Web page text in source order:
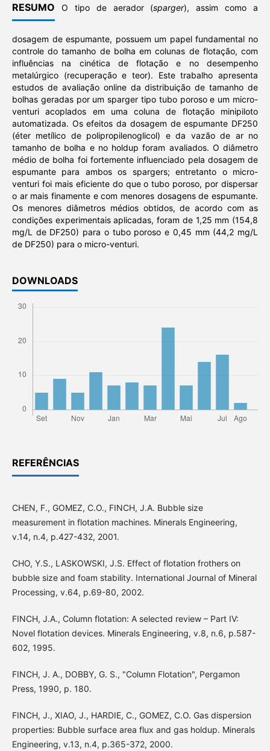
RESUMO O tipo de aerador (sparger), assim como a
dosagem de espumante, possuem um papel fundamental no
controle do tamanho de bolha em colunas de flotação, com
influências na cinética de flotação e no desempenho
metalúrgico (recuperação e teor). Este trabalho apresenta
estudos de avaliação online da distribuição de tamanho de
bolhas geradas por um sparger tipo tubo poroso e um micro-
venturi acoplados em uma coluna de flotação minipiloto
automatizada. Os efeitos da dosagem de espumante DF250
(éter metílico de polipropilenoglicol) e da vazão de ar no
tamanho de bolha e no holdup foram avaliados. O diâmetro
médio de bolha foi fortemente influenciado pela dosagem de
espumante para ambos os spargers; entretanto o micro-
venturi foi mais eficiente do que o tubo poroso, por dispersar
o ar mais finamente e com menores dosagens de espumante.
Os menores diâmetros médios obtidos, de acordo com as
condições experimentais aplicadas, foram de 1,25 mm (154,8
mg/L de DF250) para o tubo poroso e 0,45 mm (44,2 mg/L
de DF250) para o micro-venturi.
DOWNLOADS
REFERÊNCIAS
CHEN, F., GOMEZ, C.O., FINCH, J.A. Bubble size
measurement in flotation machines. Minerals Engineering,
v.14, n.4, p.427-432, 2001.
CHO, Y.S., LASKOWSKI, J.S. Effect of flotation frothers on
bubble size and foam stability. International Journal of Mineral
Processing, v.64, p.69-80, 2002.
FINCH, J.A., Column flotation: A selected review – Part IV:
Novel flotation devices. Minerals Engineering, v.8, n.6, p.587-
602, 1995.
FINCH, J. A., DOBBY, G. S., "Column Flotation", Pergamon
Press, 1990, p. 180.
FINCH, J., XIAO, J., HARDIE, C., GOMEZ, C.O. Gas dispersion
properties: Bubble surface area flux and gas holdup. Minerals
Engineering, v.13, n.4, p.365-372, 2000.